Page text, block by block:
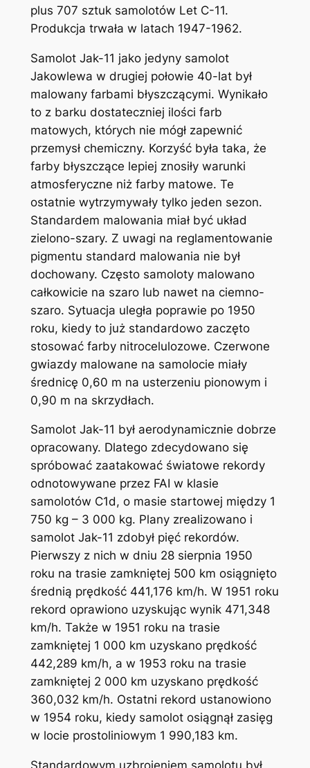
plus 707 sztuk samolotów Let C-11.
Produkcja trwała w latach 1947-1962.
Samolot Jak-11 jako jedyny samolot
Jakowlewa w drugiej połowie 40-lat był
malowany farbami błyszczącymi. Wynikało
to z barku dostateczniej ilości farb
matowych, których nie mógł zapewnić
przemysł chemiczny. Korzyść była taka, że
farby błyszczące lepiej znosiły warunki
atmosferyczne niż farby matowe. Te
ostatnie wytrzymywały tylko jeden sezon.
Standardem malowania miał być układ
zielono-szary. Z uwagi na reglamentowanie
pigmentu standard malowania nie był
dochowany. Często samoloty malowano
całkowicie na szaro lub nawet na ciemno-
szaro. Sytuacja uległa poprawie po 1950
roku, kiedy to już standardowo zaczęto
stosować farby nitrocelulozowe. Czerwone
gwiazdy malowane na samolocie miały
średnicę 0,60 m na usterzeniu pionowym i
0,90 m na skrzydłach.
Samolot Jak-11 był aerodynamicznie dobrze
opracowany. Dlatego zdecydowano się
spróbować zaatakować światowe rekordy
odnotowywane przez FAI w klasie
samolotów C1d, o masie startowej między 1
750 kg – 3 000 kg. Plany zrealizowano i
samolot Jak-11 zdobył pięć rekordów.
Pierwszy z nich w dniu 28 sierpnia 1950
roku na trasie zamkniętej 500 km osiągnięto
średnią prędkość 441,176 km/h. W 1951 roku
rekord oprawiono uzyskując wynik 471,348
km/h. Także w 1951 roku na trasie
zamkniętej 1 000 km uzyskano prędkość
442,289 km/h, a w 1953 roku na trasie
zamkniętej 2 000 km uzyskano prędkość
360,032 km/h. Ostatni rekord ustanowiono
w 1954 roku, kiedy samolot osiągnął zasięg
w locie prostoliniowym 1 990,183 km.